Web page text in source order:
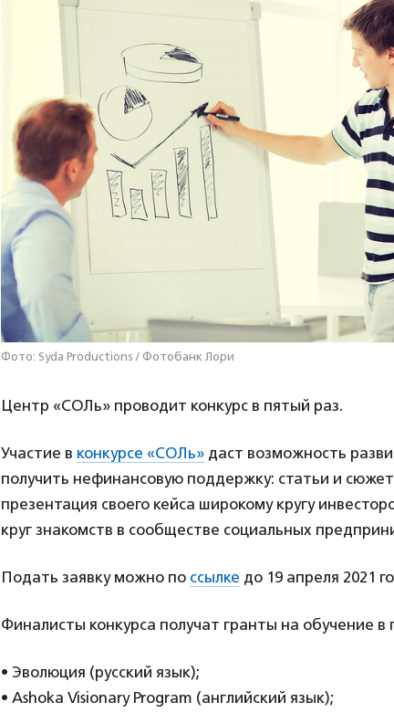
Фото: Syda Productions / Фотобанк Лори
Центр «СОЛь» проводит конкурс в пятый раз.
Участие в конкурсе «СОЛь» даст возможность
получить нефинансовую поддержку: статьи и
презентация своего кейса широкому кругу
круг знакомств в сообществе социальных
Подать заявку можно по ссылке до 19 апреля 2021
Финалисты конкурса получат гранты на обучение в
• Эволюция (русский язык);
• Ashoka Visionary Program (английский язык);